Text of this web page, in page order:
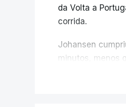
da Volta a
corrida.
Johansen
minutos, menos
campeão